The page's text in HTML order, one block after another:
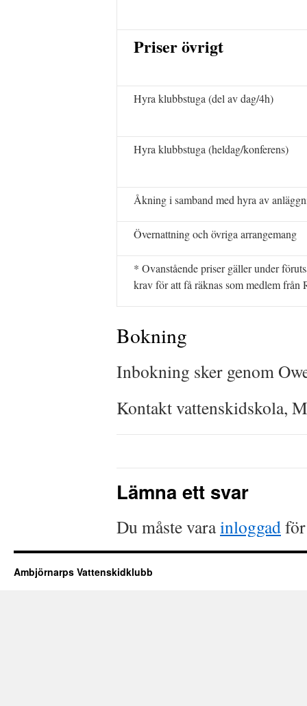
Priser övrigt
Hyra klubbstuga (del av dag/4h)
Hyra klubbstuga (heldag/konferens)
Åkning i samband med hyra av
Övernattning och övriga arrangemang
* Ovanstående priser gäller under
krav för att få räknas som medlem från
Bokning
Inbokning sker genom
Kontakt vattenskidskola,
Lämna ett svar
Du måste varainloggad
Ambjörnarps Vattenskidklubb